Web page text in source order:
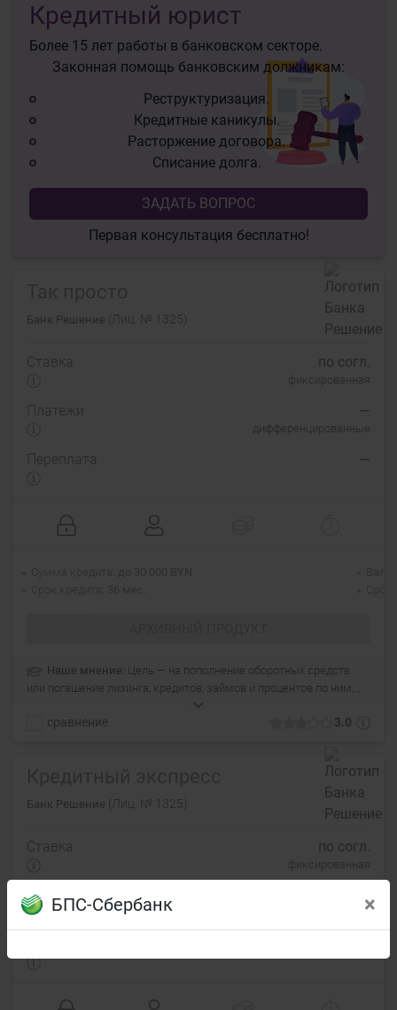
Кредитный юрист
Более 15 лет работы в банковском секторе.
Законная помощь банковским должникам:
Реструктуризация.
Кредитные каникулы.
Расторжение договора.
Списание долга.
ЗАДАТЬ ВОПРОС
Первая консультация бесплатно!
Банк Решение (Лиц. № 1325)
3.0
сравнение
Ставка по согл.
фиксированная
Платежи —
дифференцированные
Переплата —
Наше мнение: Цель — на пополнение оборотных средств
или погашение лизинга, кредитов, займов и процентов по ним,
или финансирование приобретения (строительства, создания),
реконструкции, модернизации объекта(ов) недвижимости,
Банк Решение (Лиц. № 1325)
Ставка по согл.
фиксированная
Платежи —
дифференцированные
БПС-Сбербанк ×